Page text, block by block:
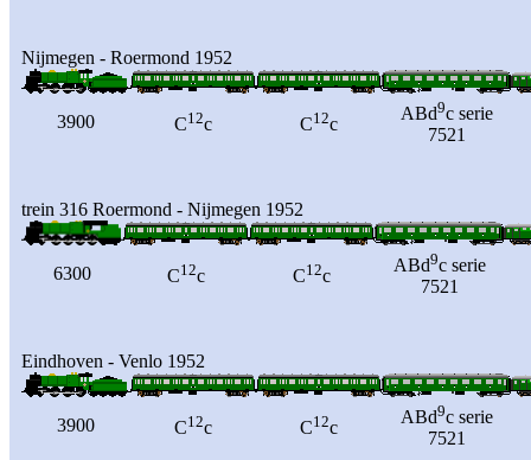
Nijmegen - Roermond 1952
3900 C12c C12c
ABd9c serie
7521
trein 316 Roermond - Nijmegen 1952
6300 C12c C12c
ABd9c serie
7521
Eindhoven - Venlo 1952
3900 C12c C12c
ABd9c serie
7521